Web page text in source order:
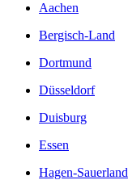
Aachen
Bergisch-Land
Dortmund
Düsseldorf
Duisburg
Essen
Hagen-Sauerland